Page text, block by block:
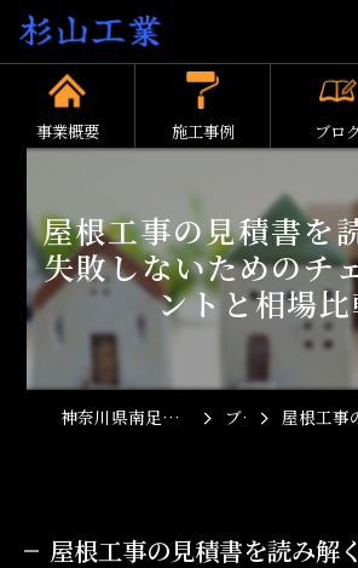
事業概要 施工事例 ブロ
屋根工事の見積書を
失敗しないためのチ
ントと相場
神奈川県南足柄市の屋根工事なら杉山工業 ブログ 屋根工事の見積書を読み解
屋根工事の見積書を読み解